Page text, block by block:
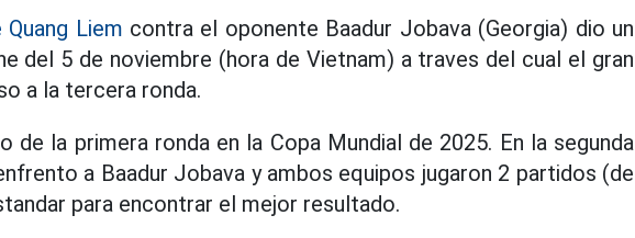
Quang Liem contra el oponente Baadur Jobava (Georgia) dio un
del 5 de noviembre (hora de Vietnam) a traves del cual el gran
a la tercera ronda.
de la primera ronda en la Copa Mundial de 2025. En la segunda
a Baadur Jobava y ambos equipos jugaron 2 partidos (de
para encontrar el mejor resultado.